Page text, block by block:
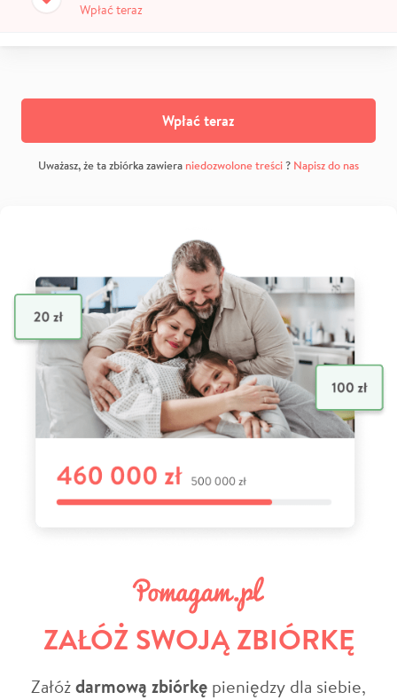
Wpłać teraz
Wpłać teraz
Uważasz, że ta zbiórka zawiera niedozwolone treści? Napisz do nas
ZAŁÓŻ SWOJĄ ZBIÓRKĘ
Załóżdarmową zbiórkę pieniędzy dla siebie,